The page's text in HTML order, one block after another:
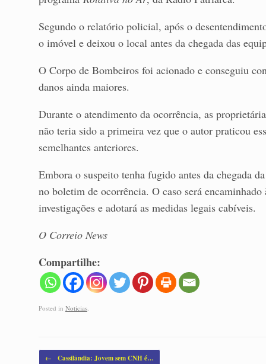
Segundo o relatório policial, após o
o imóvel e deixou o local antes da chegada das
O Corpo de Bombeiros foi acionado e conseguiu
danos ainda maiores.
Durante o atendimento da ocorrência, as
não teria sido a primeira vez que o autor praticou
semelhantes anteriores.
Embora o suspeito tenha fugido antes da chegada
no boletim de ocorrência. O caso será
investigações e adotará as medidas legais cabíveis.
O Correio News
Compartilhe:
Posted in Noticias.
Post navigation
← Cassilândia: Jovem sem CNH é…